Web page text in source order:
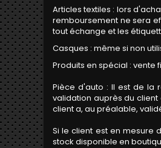
Articles textiles : lors
remboursement ne sera
tout échange et les
Casques : même si non
Produits en spécial :
Pièce d'auto : Il est de la
validation auprès du
client a, au préalable,
Si le client est en mesure
stock disponible en